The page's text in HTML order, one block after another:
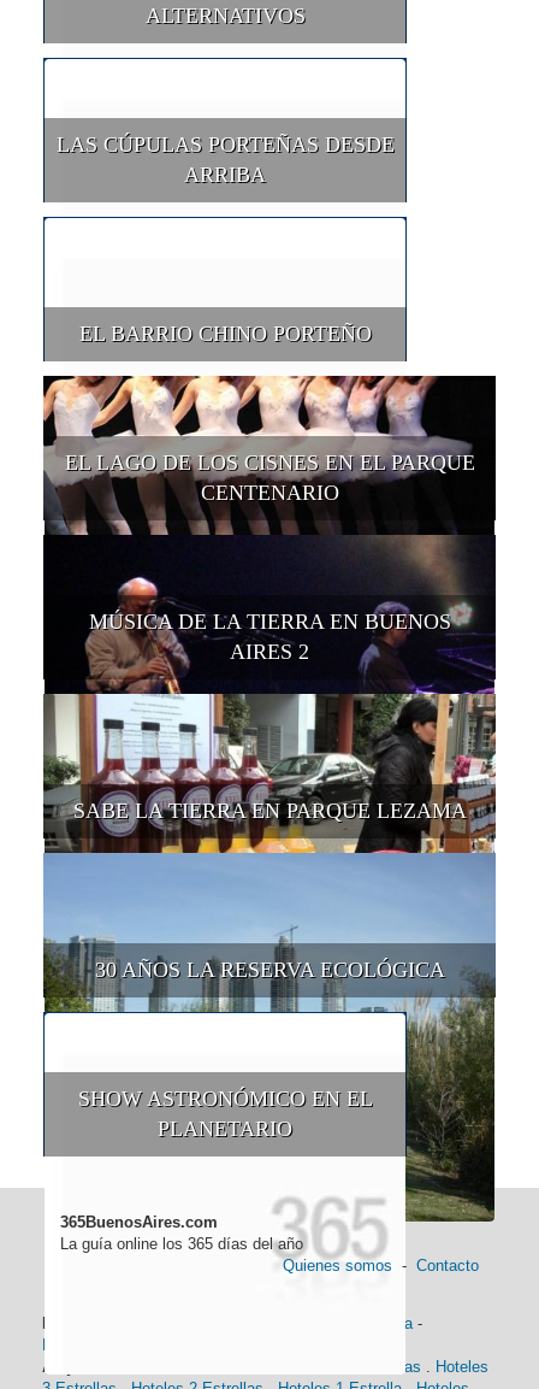
ALTERNATIVOS
LAS CÚPULAS PORTEÑAS DESDE
ARRIBA
EL BARRIO CHINO PORTEÑO
EL LAGO DE LOS CISNES EN EL PARQUE
CENTENARIO
MÚSICA DE LA TIERRA EN BUENOS
AIRES 2
SABE LA TIERRA EN PARQUE LEZAMA
30 AÑOS LA RESERVA ECOLÓGICA
SHOW ASTRONÓMICO EN EL
PLANETARIO
365BuenosAires.com
La guía online los 365 días del año
Quienes somos - Contacto
Historia-
Alojamiento:
Hoteles 4 Estrellas . Hoteles